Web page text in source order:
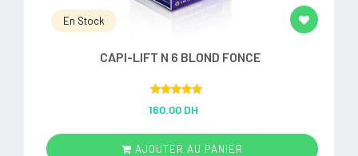
En Stock
CAPI-LIFT N 6 BLOND FONCE
out of 5
160.00 DH
AJOUTER AU PANIER